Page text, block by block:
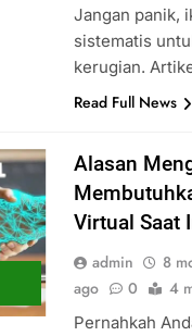
Jangan panik,
sistematis
kerugian.
Read Full News
Alasan
Virtual Saat
admin
8
ago
0 4
Pernahkah